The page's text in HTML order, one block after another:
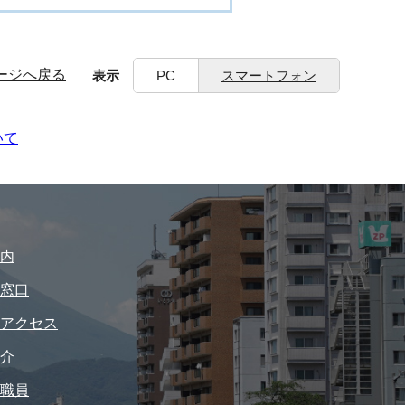
ジへ戻る 表示 PC スマートフォン
口
クセス
員